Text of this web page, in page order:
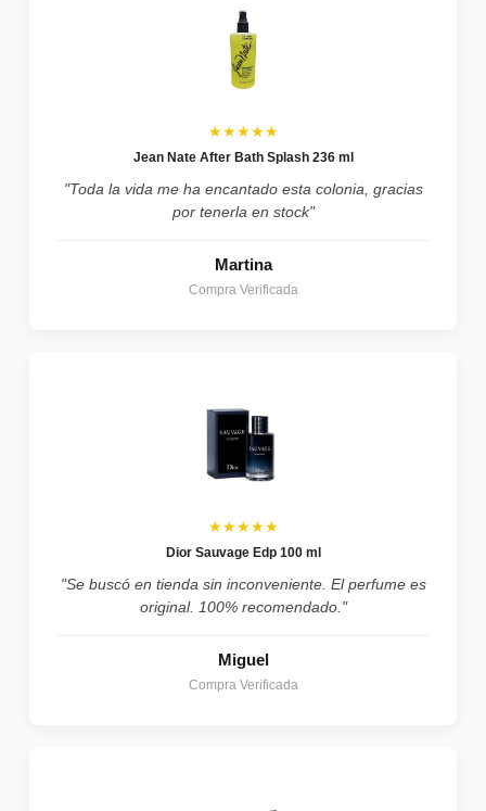
★★★★★
Jean Nate After Bath Splash 236 ml
"Toda la vida me ha encantado esta colonia, gracias
por tenerla en stock"
Martina
Compra Verificada
★★★★★
Dior Sauvage Edp 100 ml
"Se buscó en tienda sin inconveniente. El perfume es
original. 100% recomendado."
Miguel
Compra Verificada